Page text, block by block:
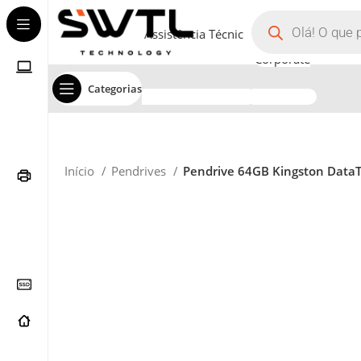
Categorias
Assistência Técnica
Corporate
Início Pendrives Pendrive 64GB Kingston